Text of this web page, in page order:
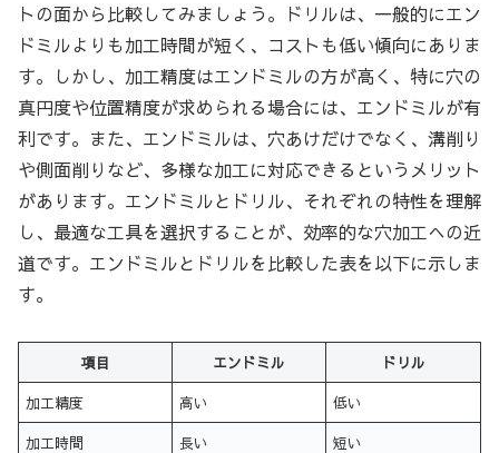
トの面から比較してみましょう。ドリルは、一般的にエン
ドミルよりも加工時間が短く、コストも低い傾向にありま
す。しかし、加工精度はエンドミルの方が高く、特に穴の
真円度や位置精度が求められる場合には、エンドミルが有
利です。また、エンドミルは、穴あけだけでなく、溝削り
や側面削りなど、多様な加工に対応できるというメリット
があります。エンドミルとドリル、それぞれの特性を理解
し、最適な工具を選択することが、効率的な穴加工への近
道です。エンドミルとドリルを比較した表を以下に示しま
す。
項目 エンドミル ドリル
加工精度 高い 低い
加工時間 長い 短い